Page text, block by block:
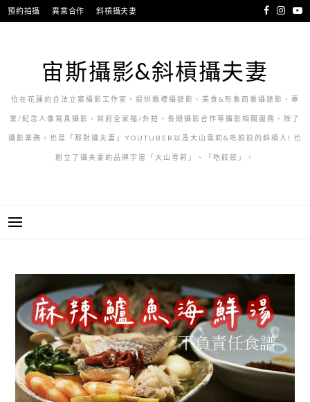
跳
至
預約拍攝 異業合作 斜槓攝夫妻
宙斯攝影&斜槓攝夫妻
位在花蓮的合法立案攝影工作室。提供婚禮攝錄影、美食&形象商業攝錄影、專
業/紀念人像寫真攝影、到府全家福/外拍、長期攝影合作等攝影相關服務。除了
攝影業務，也是「那對攝夫妻」YOUTUBER以及大山雪莉&吃餃餃的斜槓人! 也
創立了攝夫妻的品牌宇宙「大山雪莉」、「吃餃餃」。